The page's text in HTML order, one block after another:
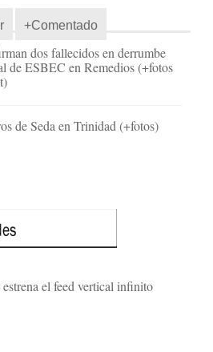
+Comentado
dos fallecidos en derrumbe
de ESBEC en Remedios (+fotos
de Seda en Trinidad (+fotos)
el feed vertical infinito